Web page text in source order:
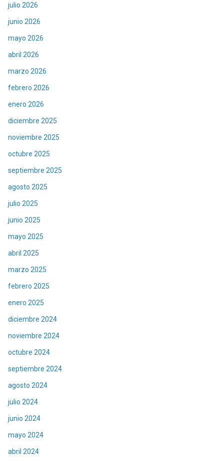
julio 2026
junio 2026
mayo 2026
abril 2026
marzo 2026
febrero 2026
enero 2026
diciembre 2025
noviembre 2025
octubre 2025
septiembre 2025
agosto 2025
julio 2025
junio 2025
mayo 2025
abril 2025
marzo 2025
febrero 2025
enero 2025
diciembre 2024
noviembre 2024
octubre 2024
septiembre 2024
agosto 2024
julio 2024
junio 2024
mayo 2024
abril 2024